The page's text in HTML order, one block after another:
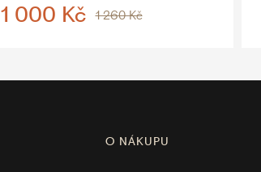
1 000 Kč 1 260 Kč
O NÁKUPU